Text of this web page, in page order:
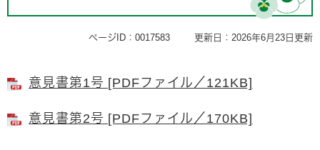
ページID：0017583 更新日：2026年6月23日更新
意見書第1号 [PDFファイル／121KB]
意見書第2号 [PDFファイル／170KB]